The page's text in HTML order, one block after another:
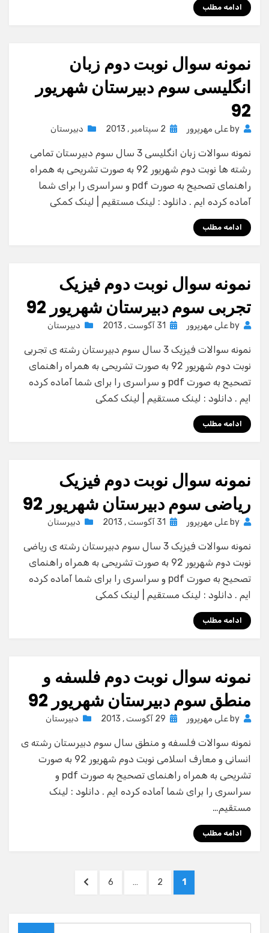
ادامه مطلب
نمونه سوال نوبت دوم زبان
انگلیسی سوم دبیرستان شهریور
92
by علی مهرپرور
Posted
2 سپتامبر , 2013 دبیرستان
نمونه سوالات زبان انگلیسی 3 سال سوم دبیرستان تمامی
رشته ها نوبت دوم شهریور 92 به صورت تشریحی به همراه
راهنمای تصحیح به صورت pdf و سراسری را برای شما
آماده کرده ایم . دانلود : لینک مستقیم | لینک کمکی
ادامه مطلب
نمونه سوال نوبت دوم فیزیک
تجربی سوم دبیرستان شهریور 92
by علی مهرپرور
Posted
31 آگوست , 2013 دبیرستان
نمونه سوالات فیزیک 3 سال سوم دبیرستان رشته ی تجربی
نوبت دوم شهریور 92 به صورت تشریحی به همراه راهنمای
تصحیح به صورت pdf و سراسری را برای شما آماده کرده
ایم . دانلود : لینک مستقیم | لینک کمکی
ادامه مطلب
نمونه سوال نوبت دوم فیزیک
ریاضی سوم دبیرستان شهریور 92
by علی مهرپرور
Posted
31 آگوست , 2013 دبیرستان
نمونه سوالات فیزیک 3 سال سوم دبیرستان رشته ی ریاضی
نوبت دوم شهریور 92 به صورت تشریحی به همراه راهنمای
تصحیح به صورت pdf و سراسری را برای شما آماده کرده
ایم . دانلود : لینک مستقیم | لینک کمکی
ادامه مطلب
نمونه سوال نوبت دوم فلسفه و
منطق سوم دبیرستان شهریور 92
by علی مهرپرور
Posted
29 آگوست , 2013 دبیرستان
نمونه سوالات فلسفه و منطق سال سوم دبیرستان رشته ی
انسانی و معارف اسلامی نوبت دوم شهریور 92 به صورت
تشریحی به همراه راهنمای تصحیح به صورت pdf و
سراسری را برای شما آماده کرده ایم . دانلود : لینک
مستقیم…
ادامه مطلب
PAGE
1
PAGE
2
…
PAGE
6
NEXT